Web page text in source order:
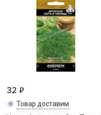
32
Товар доставим